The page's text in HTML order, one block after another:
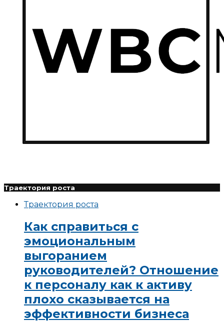
Траектория роста
Траектория роста
Как справиться с
эмоциональным
выгоранием
руководителей? Отношение
к персоналу как к активу
плохо сказывается на
эффективности бизнеса